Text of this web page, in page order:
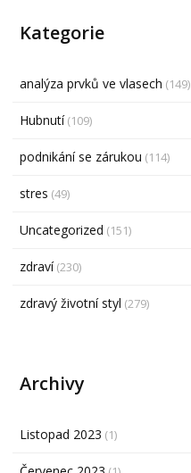
Kategorie
analýza prvků ve vlasech (149)
Hubnutí(109)
podnikání se zárukou (114)
stres (49)
Uncategorized (151)
zdraví(230)
zdravý životní styl (279)
Archivy
Listopad 2023 (1)